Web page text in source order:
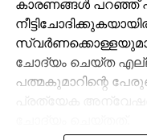
കാരണങ്ങൾ പറഞ്ഞ്
ചോദ്യം ചെയ്ത
പത്മകുമാറിന്റെ